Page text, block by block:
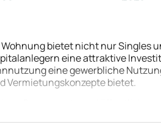
bietet nicht nur Singles
eine attraktive
eine gewerbliche
Vermietungskonzepte bietet.
Wohnung zu einem